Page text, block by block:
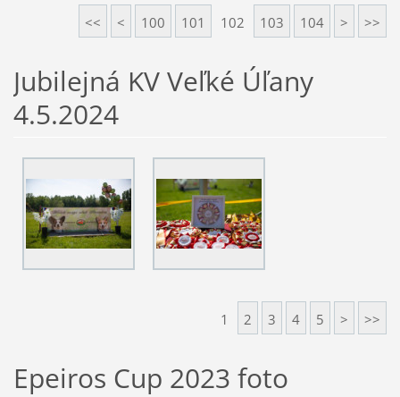
<< < 100 101 102 103 104 > >>
Jubilejná KV Veľké Úľany
4.5.2024
1 2 3 4 5 > >>
Epeiros Cup 2023 foto